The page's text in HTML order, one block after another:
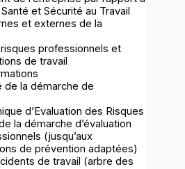
et Sécurité au Travail
et externes de la
risques professionnels et
de travail
de la démarche de
d’Evaluation des Risques
la démarche d’évaluation
(jusqu’aux
de prévention adaptées)
de travail (arbre des